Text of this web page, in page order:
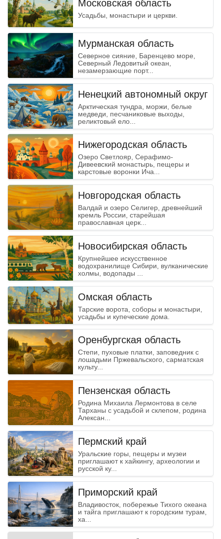
Московская область
Усадьбы, монастыри и церкви.
Мурманская область
Северное сияние, Баренцево море,
Северный Ледовитый океан,
незамерзающие порт...
Ненецкий автономный округ
Арктическая тундра, моржи, белые
медведи, песчаниковые выходы,
реликтовый ело...
Нижегородская область
Озеро Светлояр, Серафимо-
Дивеевский монастырь, пещеры и
карстовые воронки Ича...
Новгородская область
Валдай и озеро Селигер, древнейший
кремль России, старейшая
православная церк...
Новосибирская область
Крупнейшее искусственное
водохранилище Сибири, вулканические
холмы, водопады ...
Омская область
Тарские ворота, соборы и монастыри,
усадьбы и купеческие дома.
Оренбургская область
Степи, пуховые платки, заповедник с
лошадьми Пржевальского, сарматская
культу...
Пензенская область
Родина Михаила Лермонтова в селе
Тарханы с усадьбой и склепом, родина
Алексан...
Пермский край
Уральские горы, пещеры и музеи
приглашают к хайкингу, археологии и
русской ку...
Приморский край
Владивосток, побережье Тихого океана
и тайга приглашают к городским турам,
ха...